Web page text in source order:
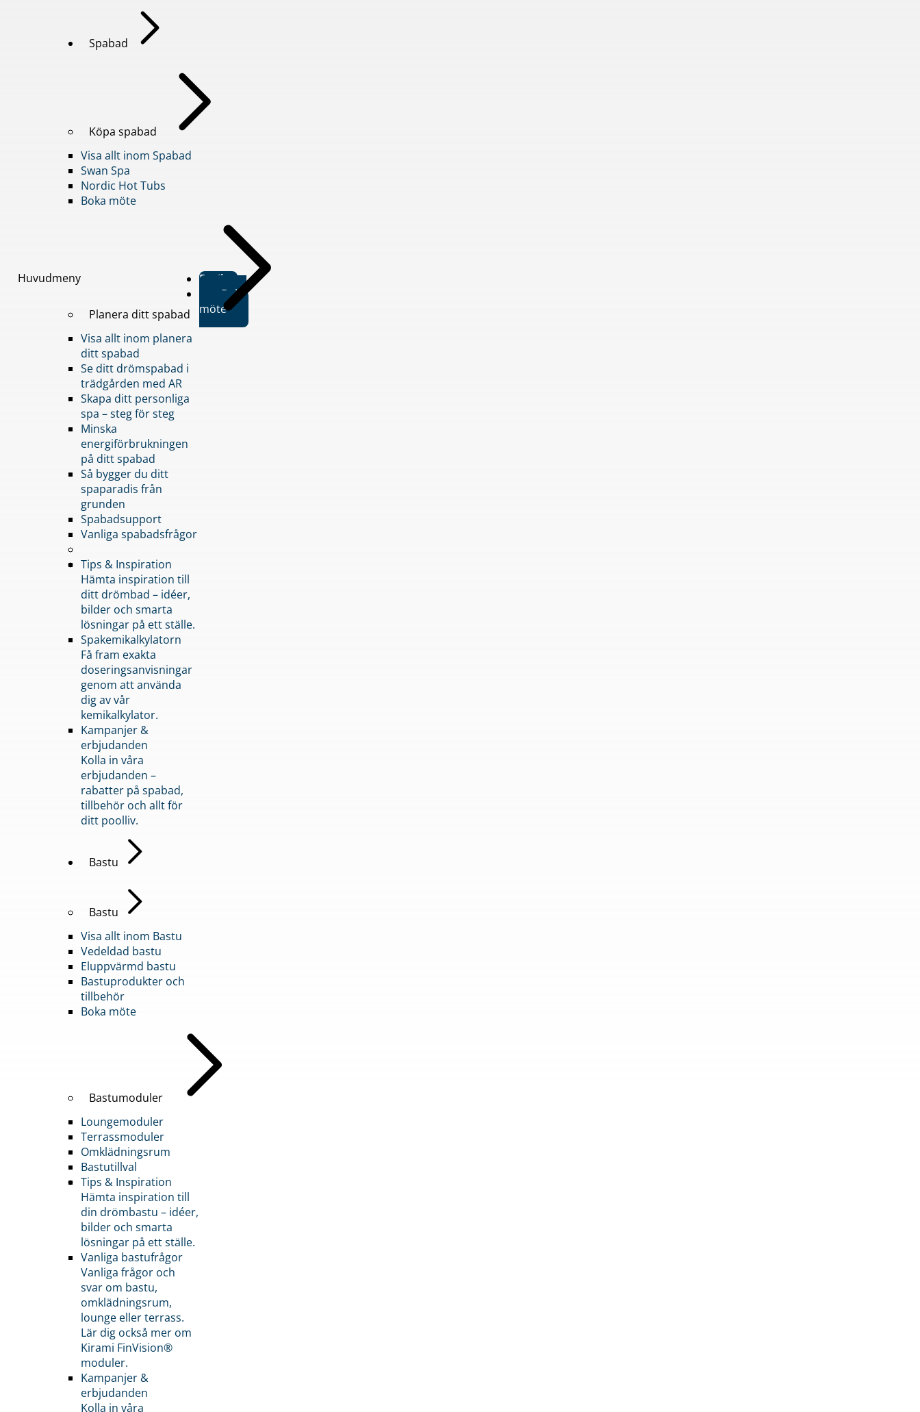
Huvudmeny
Spabad
Köpa spabad
Visa allt inom Spabad
Swan Spa
Nordic Hot Tubs
Boka möte
Planera ditt spabad
Visa allt inom planera
ditt spabad
Se ditt drömspabad i
trädgården med AR
Skapa ditt personliga
spa – steg för steg
Minska
energiförbrukningen
på ditt spabad
Så bygger du ditt
spaparadis från
grunden
Spabadsupport
Vanliga spabadsfrågor
Tips & Inspiration
Hämta inspiration till
ditt drömbad – idéer,
bilder och smarta
lösningar på ett ställe.
Spakemikalkylatorn
Få fram exakta
doseringsanvisningar
genom att använda
dig av vår
kemikalkylator.
Kampanjer &
erbjudanden
Kolla in våra
erbjudanden –
rabatter på spabad,
tillbehör och allt för
ditt poolliv.
Bastu
Bastu
Visa allt inom Bastu
Vedeldad bastu
Eluppvärmd bastu
Bastuprodukter och
tillbehör
Boka möte
Bastumoduler
Loungemoduler
Terrassmoduler
Omklädningsrum
Bastutillval
Tips & Inspiration
Hämta inspiration till
din drömbastu – idéer,
bilder och smarta
lösningar på ett ställe.
Vanliga bastufrågor
Vanliga frågor och
svar om bastu,
omklädningsrum,
lounge eller terrass.
Lär dig också mer om
Kirami FinVision®
moduler.
Kampanjer &
erbjudanden
Kolla in våra
Butiker
Boka
möte